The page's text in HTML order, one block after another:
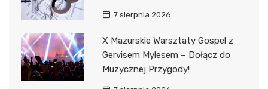
7 sierpnia 2026
X Mazurskie Warsztaty Gospel z
Gervisem Mylesem – Dołącz do
Muzycznej Przygody!